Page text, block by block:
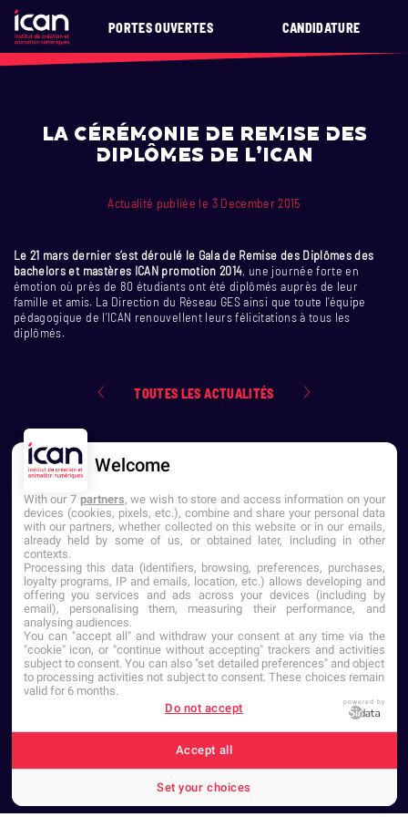
PORTES OUVERTES CANDIDATURE
La cérémonie de remise des
diplômes de l’ICAN
Actualité publiée le 3 December 2015
Le 21 mars dernier s’est déroulé le Gala de Remise des Diplômes des
bachelors et mastères ICAN promotion 2014, une journée forte en
émotion où près de 80 étudiants ont été diplômés auprès de leur
famille et amis. La Direction du Réseau GES ainsi que toute l’équipe
pédagogique de l’ICAN renouvellent leurs félicitations à tous les
diplômés.
TOUTES LES ACTUALITÉS
NOUS CONTACTER
Établissement d'Enseignement
Supérieur Privé
Dernière mise à jour : Septembre
2025
Welcome
With our 7 partners, we wish to store and access information on your
devices (cookies, pixels, etc.), combine and share your personal data
with our partners, whether collected on this website or in our emails,
already held by some of us, or obtained later, including in other
contexts.
Processing this data (identifiers, browsing, preferences, purchases,
loyalty programs, IP and emails, location, etc.) allows developing and
offering you services and ads across your devices (including by
email), personalising them, measuring their performance, and
analysing audiences.
You can "accept all" and withdraw your consent at any time via the
"cookie" icon, or "continue without accepting" trackers and activities
subject to consent. You can also "set detailed preferences" and object
to processing activities not subject to consent. These choices remain
valid for 6 months.
Do not accept
powered by
Set your choices
Accept all